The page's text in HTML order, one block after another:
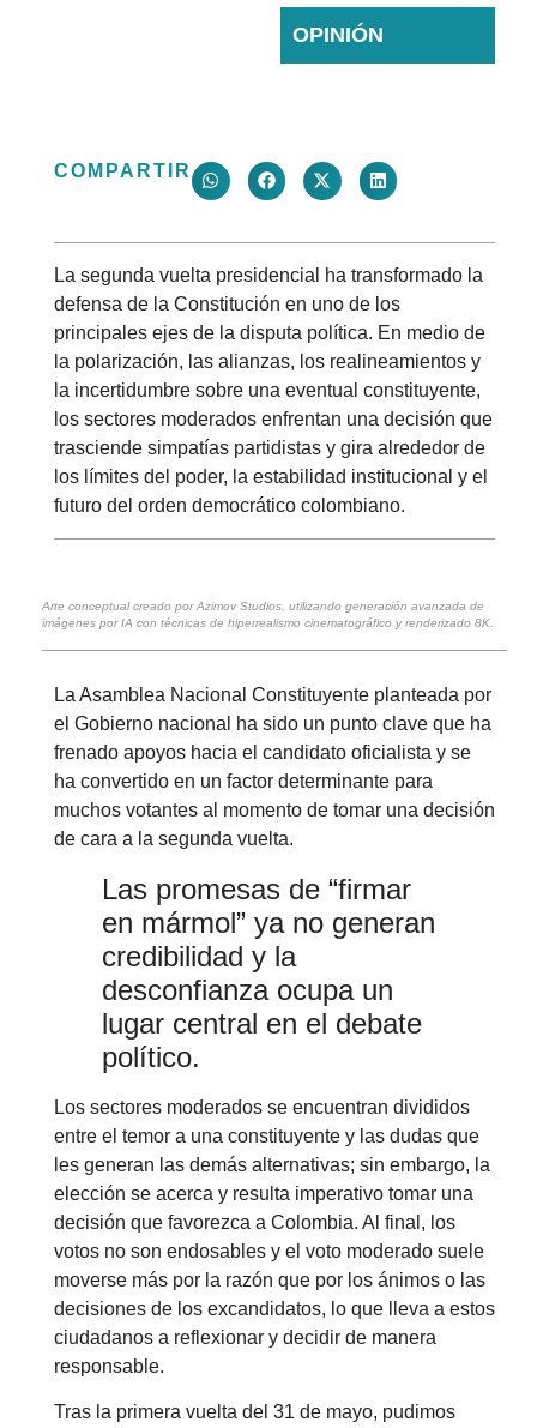
OPINIÓN
COMPARTIR
La segunda vuelta presidencial ha transformado la
defensa de la Constitución en uno de los
principales ejes de la disputa política. En medio de
la polarización, las alianzas, los realineamientos y
la incertidumbre sobre una eventual constituyente,
los sectores moderados enfrentan una decisión que
trasciende simpatías partidistas y gira alrededor de
los límites del poder, la estabilidad institucional y el
futuro del orden democrático colombiano.
Arte conceptual creado por Azimov Studios, utilizando generación avanzada de
imágenes por IA con técnicas de hiperrealismo cinematográfico y renderizado 8K.
La Asamblea Nacional Constituyente planteada por
el Gobierno nacional ha sido un punto clave que ha
frenado apoyos hacia el candidato oficialista y se
ha convertido en un factor determinante para
muchos votantes al momento de tomar una decisión
de cara a la segunda vuelta.
Las promesas de “firmar
en mármol” ya no generan
credibilidad y la
desconfianza ocupa un
lugar central en el debate
político.
Los sectores moderados se encuentran divididos
entre el temor a una constituyente y las dudas que
les generan las demás alternativas; sin embargo, la
elección se acerca y resulta imperativo tomar una
decisión que favorezca a Colombia. Al final, los
votos no son endosables y el voto moderado suele
moverse más por la razón que por los ánimos o las
decisiones de los excandidatos, lo que lleva a estos
ciudadanos a reflexionar y decidir de manera
responsable.
Tras la primera vuelta del 31 de mayo, pudimos